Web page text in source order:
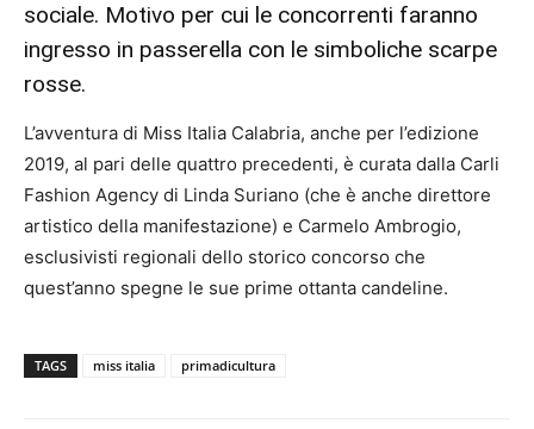
sociale. Motivo per cui le concorrenti faranno
ingresso in passerella con le simboliche scarpe
rosse.
L’avventura di Miss Italia Calabria, anche per l’edizione
2019, al pari delle quattro precedenti, è curata dalla Carli
Fashion Agency di Linda Suriano (che è anche direttore
artistico della manifestazione) e Carmelo Ambrogio,
esclusivisti regionali dello storico concorso che
quest’anno spegne le sue prime ottanta candeline.
TAGS miss italia primadicultura